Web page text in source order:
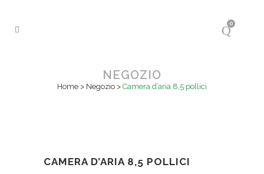
0
NEGOZIO
Home > Negozio > Camera d’aria 8,5 pollici
CAMERA D’ARIA 8,5 POLLICI